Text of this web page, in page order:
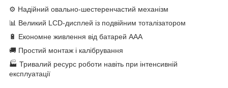
⚙️ Надійний овально-шестеренчастий механізм
📊 Великий LCD-дисплей із подвійним тоталізатором
🔋 Економне живлення від батарей AAA
🚚 Простий монтаж і калібрування
🏭 Тривалий ресурс роботи навіть при інтенсивній
експлуатації